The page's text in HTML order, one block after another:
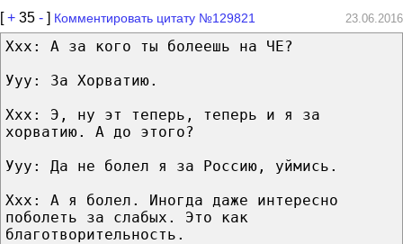
[+ 35 - ] Комментировать цитату №129821 23.06.2016
Ххх: А за кого ты болеешь на ЧЕ?
Ууу: За Хорватию.
Ххх: Э, ну эт теперь, теперь и я за
хорватию. А до этого?
Ууу: Да не болел я за Россию, уймись.
Ххх: А я болел. Иногда даже интересно
поболеть за слабых. Это как
благотворительность.